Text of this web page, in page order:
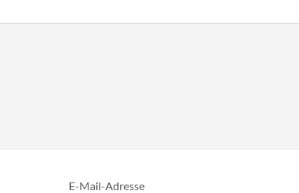
E-Mail-Adresse